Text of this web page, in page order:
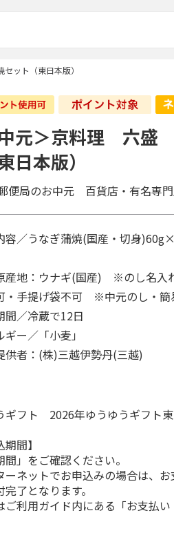
ット（東日本版）
元＞京料理 六盛
日本版）
便局のお中元 百貨店・有名専
／うなぎ蒲焼(国産・切身
地：ウナギ(国産) ※のし名入
・手提げ袋不可 ※中元のし・
／冷蔵で12日
ー／「小麦」
者：(株)三越伊勢丹(三越)
ギフト 2026年ゆうゆうギフト
期間】
間」をご確認ください。
ネットでお申込みの場合は、
了となります。
ご利用ガイド内にある「お支払